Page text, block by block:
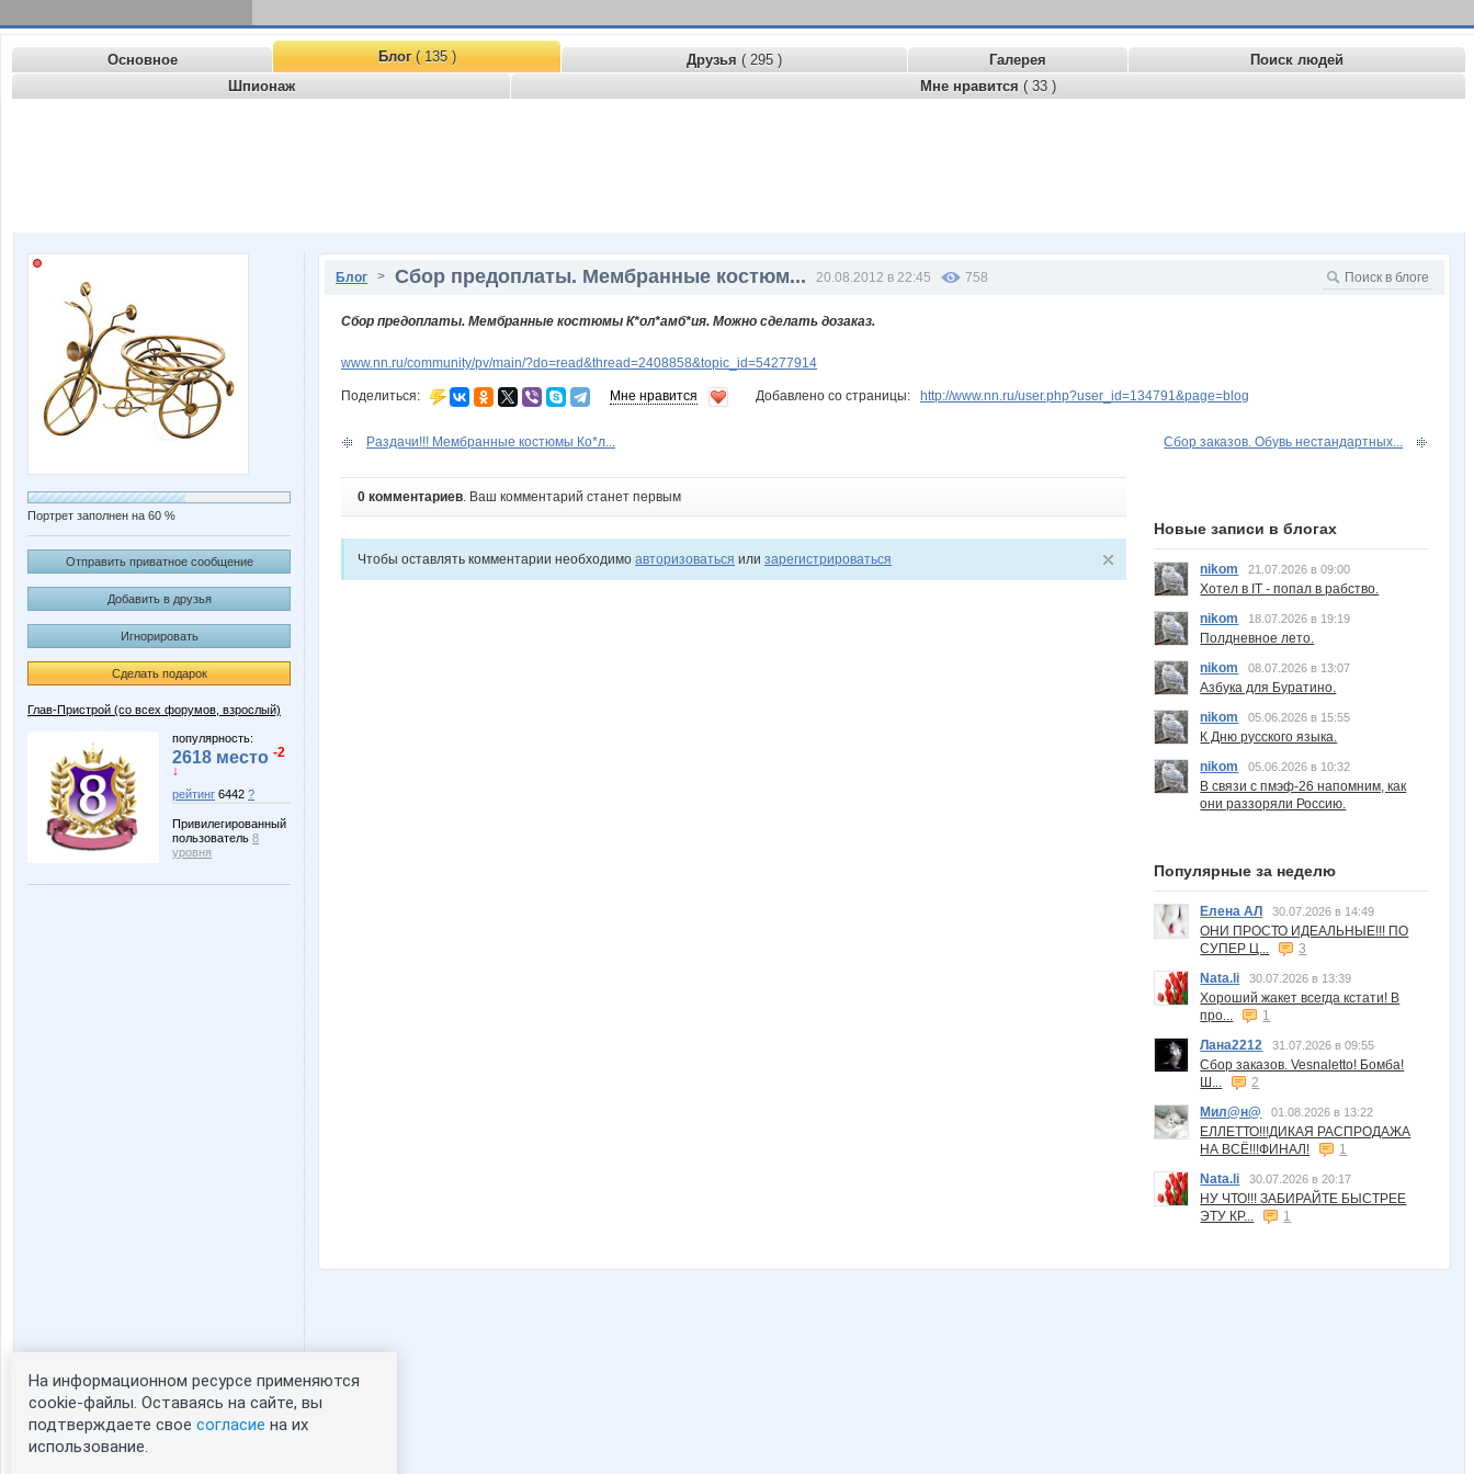
Основное Блог( 135 ) Друзья ( 295 ) Галерея
Поиск людей
Шпионаж
Мне нравится ( 33 )
Портрет заполнен на 60 %
Отправить приватное сообщение
Добавить в друзья
Игнорировать
Сделать подарок
Глав-Пристрой (со всех форумов, взрослый)
популярность:
2618 место -2
↓
рейтинг 6442 ?
Привилегированный
пользователь 8
уровня
Статистика портрета:
сейчас просматривают портрет - 0
зарегистрированные пользователи
Блог > Сбор предоплаты. Мембранные костюм... 20.08.2012 в 22:45 758
Сбор предоплаты. Мембранные костюмы К*ол*амб*ия. Можно сделать дозаказ.
www.nn.ru/community/pv/main/?do=read&thread=2408858&topic_id=54277914
Поделиться: Мне нравится Добавлено со страницы: http://www.nn.ru/user.php?user_id=134791&page=blog
Раздачи!!! Мембранные костюмы Ко*л... Сбор заказов. Обувь нестандартных...
0 комментариев. Ваш комментарий станет первым
Чтобы оставлять комментарии необходимо авторизоваться или зарегистрироваться
Новые записи в блогах
nikom 21.07.2026 в 09:00
Хотел в IT - попал в рабство.
nikom
18.07.2026 в 19:19
Полдневное лето.
nikom
08.07.2026 в 13:07
Азбука для Буратино.
nikom
05.06.2026 в 15:55
К Дню русского языка.
nikom
05.06.2026 в 10:32
В связи с пмэф-26 напомним, как
они раззоряли Россию.
Популярные за неделю
Елена АЛ 30.07.2026 в 14:49
ОНИ ПРОСТО ИДЕАЛЬНЫЕ!!! ПО
СУПЕР Ц...
3
Nata.li
30.07.2026 в 13:39
Хороший жакет всегда кстати! В
про...
1
Лана2212
31.07.2026 в 09:55
Сбор заказов. Vesnaletto! Бомба!
Ш...
2
Мил@н@
01.08.2026 в 13:22
ЕЛЛЕТТО!!!ДИКАЯ РАСПРОДАЖА
НА ВСЁ!!!ФИНАЛ!
1
Nata.li
30.07.2026 в 20:17
НУ ЧТО!!! ЗАБИРАЙТЕ БЫСТРЕЕ
ЭТУ КР...
1
На информационном ресурсе применяются
cookie-файлы. Оставаясь на сайте, вы
подтверждаете свое согласие на их
использование.